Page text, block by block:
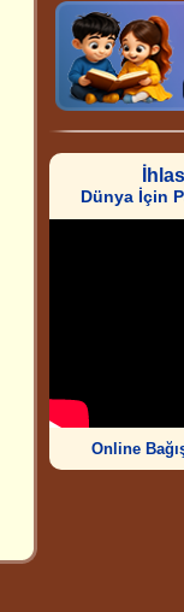
Dünya İçin
Online